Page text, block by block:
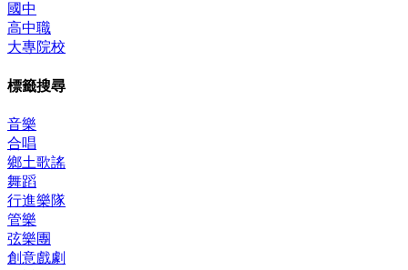
國中
高中職
大專院校
標籤搜尋
音樂
合唱
鄉土歌謠
舞蹈
行進樂隊
管樂
弦樂團
創意戲劇